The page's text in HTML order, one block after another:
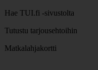
Hae TUI.fi -sivustolta
Tutustu tarjousehtoihin
Matkalahjakortti